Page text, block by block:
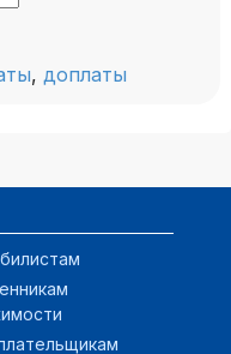
, доплаты